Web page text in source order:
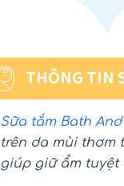
THÔNG TIN
Sữa tắm Bath
trên da mùi thơm
giúp giữ ẩm tuyệt